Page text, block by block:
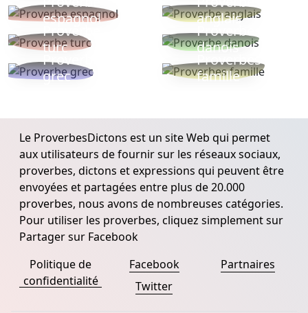
espagnol
anglais
Proverbe
turc
Proverbe
danois
Proverbe
grec
Proverbes
famille
Le ProverbesDictons est un site Web qui permet
aux utilisateurs de fournir sur les réseaux sociaux,
proverbes, dictons et expressions qui peuvent être
envoyées et partagées entre plus de 20.000
proverbes, nous avons de nombreuses catégories.
Pour utiliser les proverbes, cliquez simplement sur
Partager sur Facebook
Politique de
confidentialité
Facebook
Twitter
Partnaires